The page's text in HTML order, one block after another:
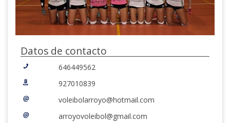
Datos de contacto
646449562
927010839
voleibolarroyo@hotmail.com
arroyovoleibol@gmail.com